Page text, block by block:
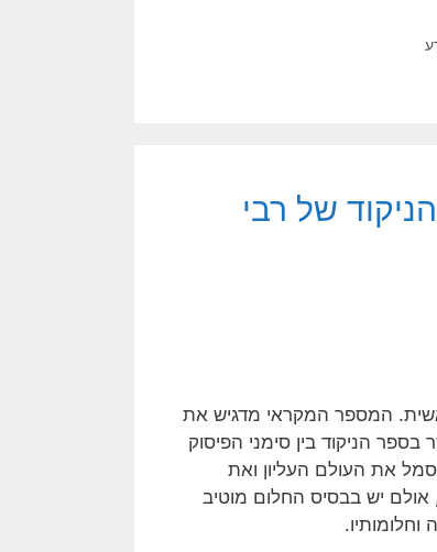
של רבי
המספר המקראי מדגיש את
בספר הניקוד בין סימני הפיסוק
את העולם העליון ואת
יש בבסיס החלום מוטיב